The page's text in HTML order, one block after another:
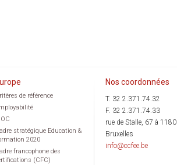
de référence
stratégique Education &
2020
francophone des
(CFC)
Nos coordonnées
T. 32 2.371.74.32
F. 32 2.371.74.33
rue de Stalle, 67 à 1180
Bruxelles
info@ccfee.be